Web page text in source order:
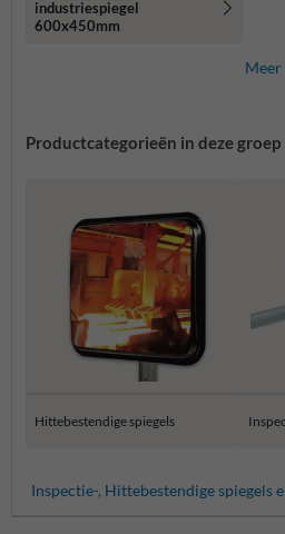
industriespiegel
600x450mm
Meer
Productcategorieën in deze groep
Hittebestendige spiegels
Inspectie-, Hittebestendige spiegels